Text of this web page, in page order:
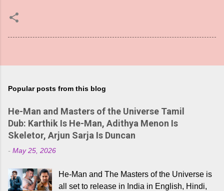
Popular posts from this blog
He-Man and Masters of the Universe Tamil
Dub: Karthik Is He-Man, Adithya Menon Is
Skeletor, Arjun Sarja Is Duncan
- May 25, 2026
He-Man and The Masters of the Universe is
all set to release in India in English, Hindi,